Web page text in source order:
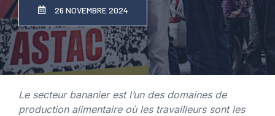
26 NOVEMBRE 2024
Le secteur bananier est l’un des domaines de
production alimentaire où les travailleurs sont les